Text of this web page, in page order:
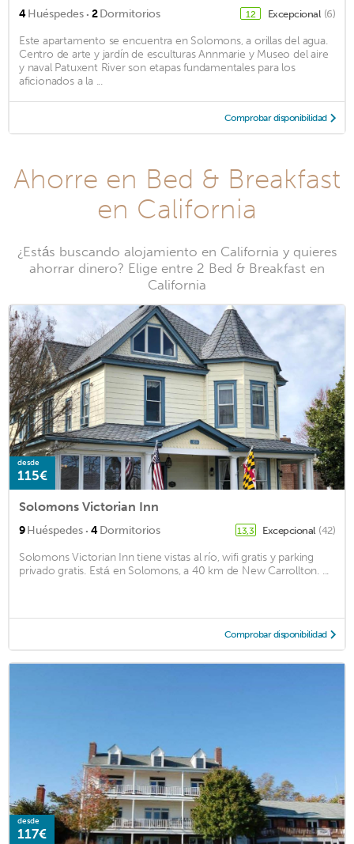
4Huéspedes · 2Dormitorios 12 Excepcional (6)
Este apartamento se encuentra en Solomons, a orillas del agua.
Centro de arte y jardín de esculturas Annmarie y Museo del aire
y naval Patuxent River son etapas fundamentales para los
aficionados a la ...
Comprobar disponibilidad
Ahorre en Bed & Breakfast
en California
¿Estás buscando alojamiento en California y quieres
ahorrar dinero? Elige entre 2 Bed & Breakfast en
California
desde
115€
Solomons Victorian Inn
9Huéspedes · 4Dormitorios 13,3 Excepcional (42)
Solomons Victorian Inn tiene vistas al río, wifi gratis y parking
privado gratis. Está en Solomons, a 40 km de New Carrollton. ...
Comprobar disponibilidad
desde
117€